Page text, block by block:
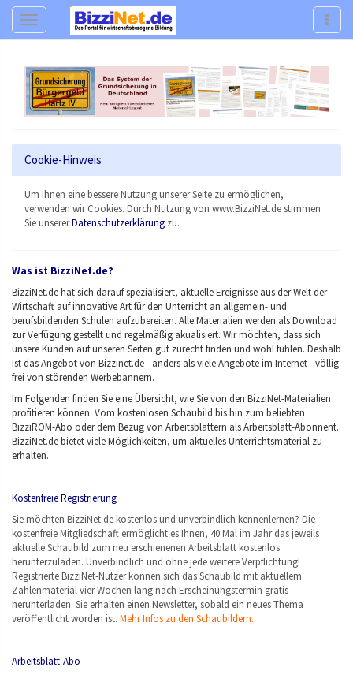
Navigation
Cookie-Hinweis
Um Ihnen eine bessere Nutzung unserer Seite zu ermöglichen,
verwenden wir Cookies. Durch Nutzung von www.BizziNet.de stimmen
Sie unsererDatenschutzerklärung zu.
Was ist BizziNet.de?
BizziNet.de hat sich darauf spezialisiert, aktuelle Ereignisse aus der Welt der
Wirtschaft auf innovative Art für den Unterricht an allgemein- und
berufsbildenden Schulen aufzubereiten. Alle Materialien werden als Download
zur Verfügung gestellt und regelmäßig akualisiert. Wir möchten, dass sich
unsere Kunden auf unseren Seiten gut zurecht finden und wohl fühlen. Deshalb
ist das Angebot von Bizzinet.de - anders als viele Angebote im Internet - völlig
frei von störenden Werbebannern.
Im Folgenden finden Sie eine Übersicht, wie Sie von den BizziNet-Materialien
profitieren können. Vom kostenlosen Schaubild bis hin zum beliebten
BizziROM-Abo oder dem Bezug von Arbeitsblättern als Arbeitsblatt-Abonnent.
BizziNet.de bietet viele Möglichkeiten, um aktuelles Unterrichtsmaterial zu
erhalten.
Kostenfreie Registrierung
Sie möchten BizziNet.de kostenlos und unverbindlich kennenlernen? Die
kostenfreie Mitgliedschaft ermöglicht es Ihnen, 40 Mal im Jahr das jeweils
aktuelle Schaubild zum neu erschienenen Arbeitsblatt kostenlos
herunterzuladen. Unverbindlich und ohne jede weitere Verpflichtung!
Registrierte BizziNet-Nutzer können sich das Schaubild mit aktuellem
Zahlenmaterial vier Wochen lang nach Erscheinungstermin gratis
herunterladen. Sie erhalten einen Newsletter, sobald ein neues Thema
veröffentlicht worden ist. Mehr Infos zu den Schaubildern.
Arbeitsblatt-Abo